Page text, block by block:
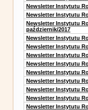
Newsletter Instytutu
Newsletter Instytutu
Newsletter Instytutu
październik/2017
Newsletter Instytutu
Newsletter Instytutu
Newsletter Instytutu
Newsletter Instytutu
Newsletter Instytutu
Newsletter Instytutu
Newsletter Instytutu
Newsletter Instytutu
Newsletter Instytutu